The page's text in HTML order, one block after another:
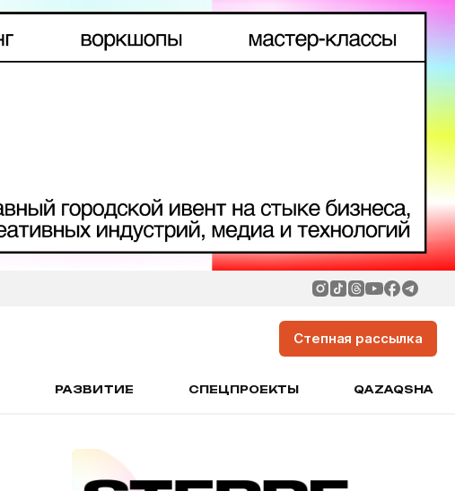
Степная рассылка
РАЗВИТИЕ СПЕЦПРОЕКТЫ QAZAQSHA